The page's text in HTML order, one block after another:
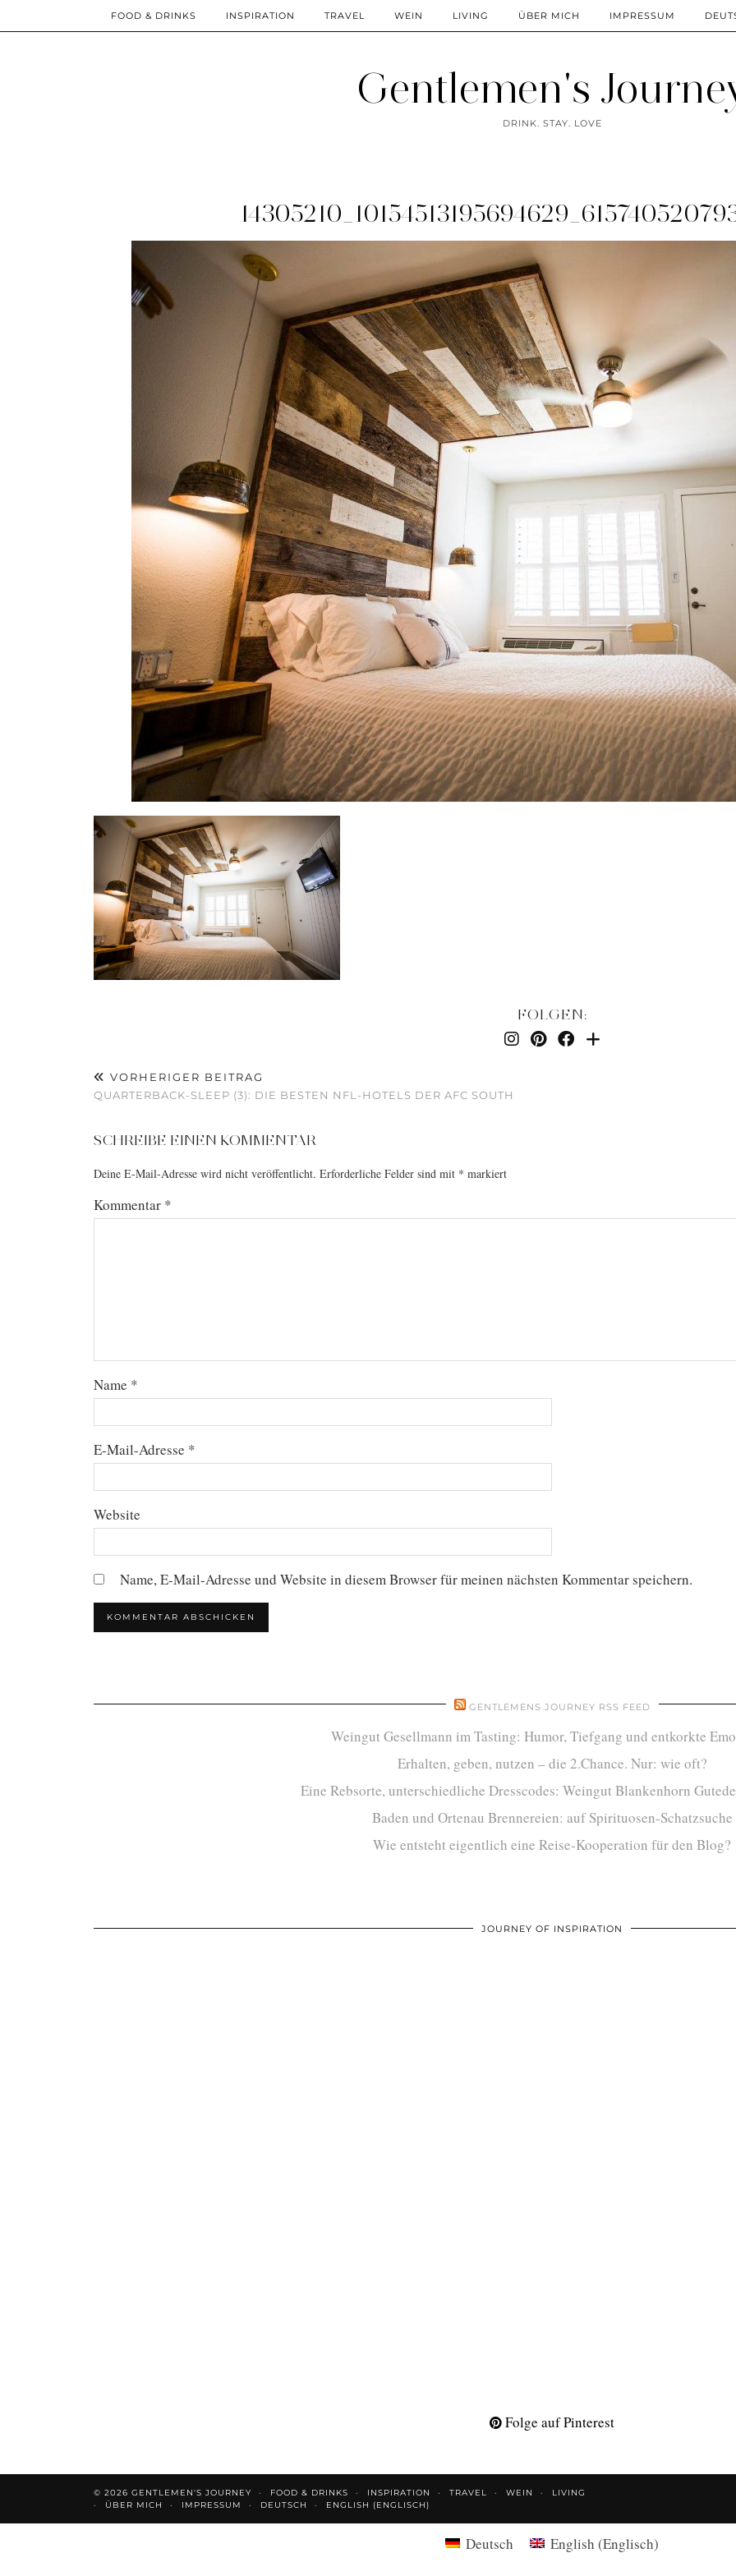
Gentlemen's
DRINK. STAY. LOVE
FOOD & DRINKS INSPIRATION TRAVEL WEIN LIVING ÜBER MICH IMPRESSUM
FOLGEN:
VORHERIGER BEITRAG
QUARTERBACK-SLEEP (3): DIE BESTEN NFL-HOTELS DER AFC SOUTH
SCHREIBE EINEN KOMMENTAR
Deine E-Mail-Adresse wird nicht veröffentlicht. Erforderliche Felder sind mit * markiert
Kommentar *
Name *
E-Mail-Adresse *
Website
Name, E-Mail-Adresse und Website in diesem Browser für meinen nächsten Kommentar speichern.
GENTLEMENS JOURNEY RSS FEED
Weingut Gesellmann im Tasting: Humor, Tiefgang und entkorkte
Erhalten, geben, nutzen – die 2.Chance. Nur: wie oft?
Eine Rebsorte, unterschiedliche Dresscodes: Weingut Blankenhorn
Baden und Ortenau Brennereien: auf Spirituosen-Schatzsuche
Wie entsteht eigentlich eine Reise-Kooperation für den Blog?
JOURNEY OF INSPIRATION
Folge auf Pinterest
© 2026 GENTLEMEN'S JOURNEY FOOD & DRINKS INSPIRATION TRAVEL WEIN
LIVING
ÜBER MICH
IMPRESSUM DEUTSCH ENGLISH (ENGLISCH)
Deutsch English (Englisch)